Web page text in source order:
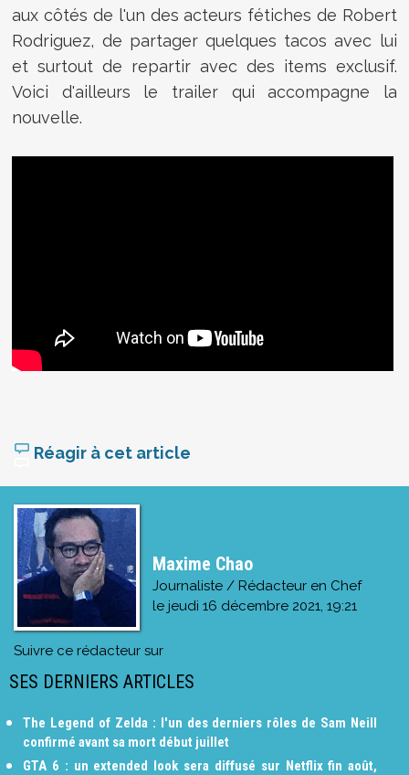
aux côtés de l'un des acteurs fétiches de Robert
Rodriguez, de partager quelques tacos avec lui
et surtout de repartir avec des items exclusif.
Voici d'ailleurs le trailer qui accompagne la
nouvelle.
Réagir à cet article
Maxime Chao
Journaliste / Rédacteur en Chef
le jeudi 16 décembre 2021, 19:21
Suivre ce rédacteur sur
SES DERNIERS ARTICLES
The Legend of Zelda : l'un des derniers rôles de Sam Neill
confirmé avant sa mort début juillet
GTA 6 : un extended look sera diffusé sur Netflix fin août,